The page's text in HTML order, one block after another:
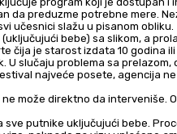
da preduzme potrebne mere.
učesnici slažu u pisanom obliku.
bebe) sa slikom, a
čija je starost izdata 10 godina
U slučaju problema sa
najveće posete, agencija
može direktno da interveniše.
putnike uključujući bebe.